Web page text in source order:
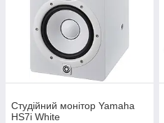
Студійний монітор Yamaha
HS7i White